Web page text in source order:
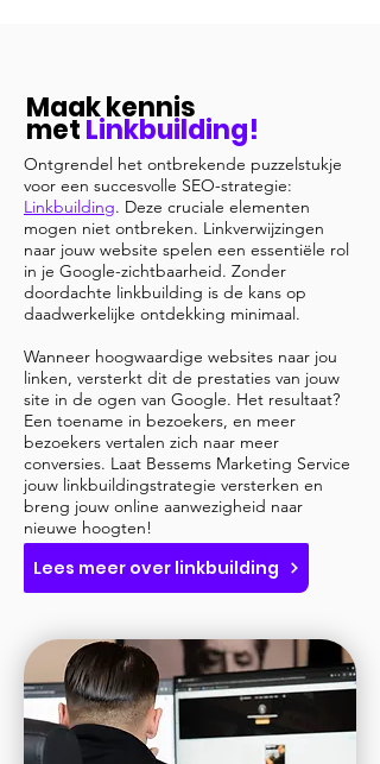
Maak kennis
metLinkbuilding!
Ontgrendel het ontbrekende puzzelstukje
voor een succesvolle SEO-strategie:
Linkbuilding. Deze cruciale elementen
mogen niet ontbreken. Linkverwijzingen
naar jouw website spelen een essentiële rol
in je Google-zichtbaarheid. Zonder
doordachte linkbuilding is de kans op
daadwerkelijke ontdekking minimaal.
Wanneer hoogwaardige websites naar jou
linken, versterkt dit de prestaties van jouw
site in de ogen van Google. Het resultaat?
Een toename in bezoekers, en meer
bezoekers vertalen zich naar meer
conversies. Laat Bessems Marketing Service
jouw linkbuildingstrategie versterken en
breng jouw online aanwezigheid naar
nieuwe hoogten!
Lees meer over linkbuilding